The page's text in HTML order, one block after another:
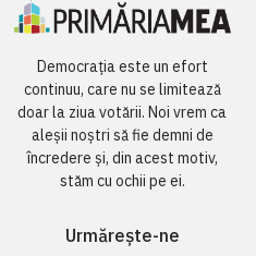
Democrația este un efort
continuu, care nu se limitează
doar la ziua votării. Noi vrem ca
aleșii noștri să fie demni de
încredere și, din acest motiv,
stăm cu ochii pe ei.
Urmărește-ne